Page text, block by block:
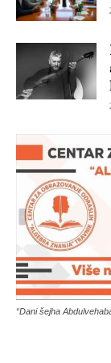
“Dani šejha